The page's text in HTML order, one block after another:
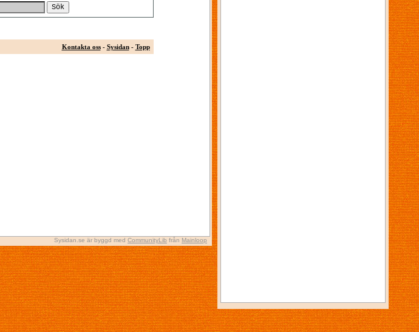
Kontakta oss- Sysidan- Topp
Sysidan.se är byggd med CommunityLib från Mainloop